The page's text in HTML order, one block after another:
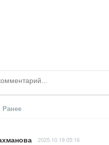
Ранее
2025.10.19 05:16